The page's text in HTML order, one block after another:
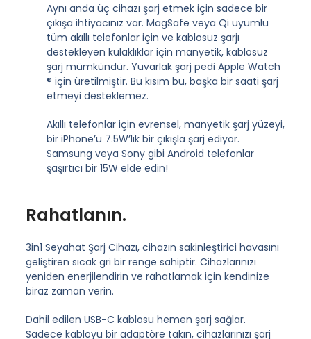
Aynı anda üç cihazı şarj etmek için sadece bir
çıkışa ihtiyacınız var. MagSafe veya Qi uyumlu
tüm akıllı telefonlar için ve kablosuz şarjı
destekleyen kulaklıklar için manyetik, kablosuz
şarj mümkündür. Yuvarlak şarj pedi Apple Watch
® için üretilmiştir. Bu kısım bu, başka bir saati şarj
etmeyi desteklemez.
Akıllı telefonlar için evrensel, manyetik şarj yüzeyi,
bir iPhone’u 7.5W’lık bir çıkışla şarj ediyor.
Samsung veya Sony gibi Android telefonlar
şaşırtıcı bir 15W elde edin!
Rahatlanın.
3in1 Seyahat Şarj Cihazı, cihazın sakinleştirici havasını
geliştiren sıcak gri bir renge sahiptir. Cihazlarınızı
yeniden enerjilendirin ve rahatlamak için kendinize
biraz zaman verin.
Dahil edilen USB-C kablosu hemen şarj sağlar.
Sadece kabloyu bir adaptöre takın, cihazlarınızı şarj